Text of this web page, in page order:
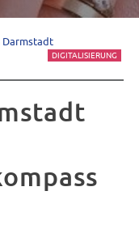
Darmstadt
DIGITALISIERUNG